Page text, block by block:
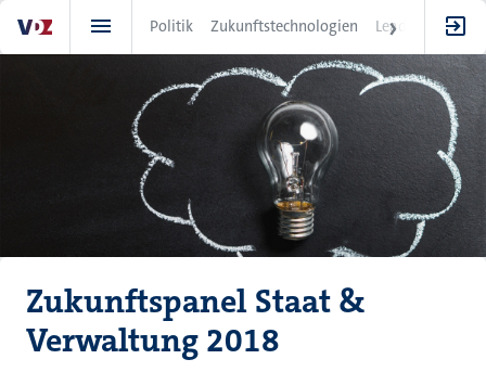
zum
Inhalt
Politik Zukunftstechnologien Leadership
Zukunftspanel Staat &
Verwaltung 2018